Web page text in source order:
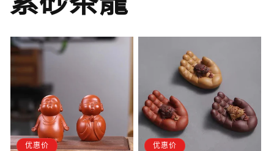
优惠价 优惠价